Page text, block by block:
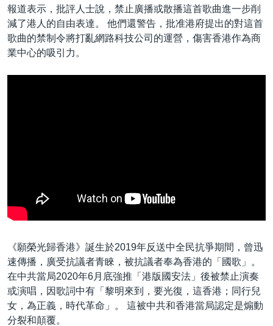
報道表示，批評人士說，禁止廣播或散播這首歌曲進一步削
減了港人的自由表達。 他們還警告，批准港府提出的對這首
歌曲的禁制令將打亂網路科技公司的運營，傷害香港作為商
業中心的吸引力。
《願榮光歸香港》誕生於2019年反送中全民抗爭期間，曾迅
速傳播，廣受抗議者青睞，被抗議者奉為香港的「國歌」。
在中共當局2020年6月底強推「港版國安法」後被禁止演奏
或演唱，因歌詞中有「黎明來到，要光復，這香港；同行兒
女，為正義，時代革命」。 這被中共和香港當局認定是煽動
分裂和顛覆。